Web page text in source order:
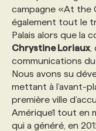
NOS
NOS
POURQUOI
NOS TARIFS
NOS
FAQ
ANNONCEZ
campagne «At the
également tout le
Palais alors que la
Chrystine Loriaux
communications du
Nous avons su
mettant à l’avant-
première ville
Amérique1 tout en
qui a généré, en